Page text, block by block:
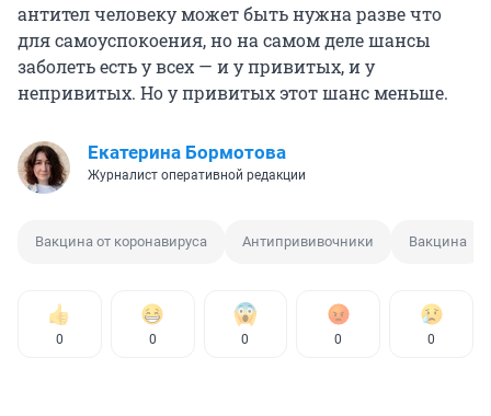
антител человеку может быть нужна разве что
для самоуспокоения, но на самом деле шансы
заболеть есть у всех — и у привитых, и у
непривитых. Но у привитых этот шанс меньше.
Екатерина Бормотова
Журналист оперативной редакции
Вакцина от коронавируса Антипрививочники Вакцина
0 0 0 0 0